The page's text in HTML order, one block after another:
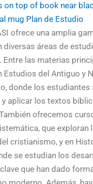
ofrece una amplia
diversas áreas de
Entre las materias
Estudios del Antiguo y
donde los estudiantes
aplicar los textos
ofrecemos
que exploran
cristianismo, y en
se estudian los
que han dado